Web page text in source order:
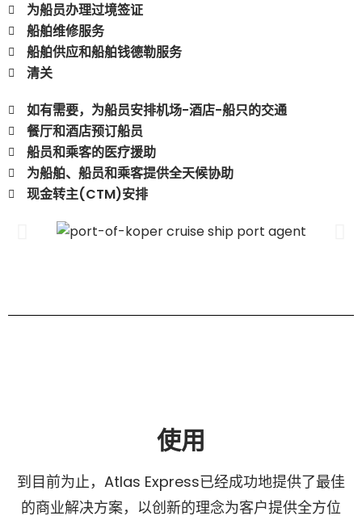
为船员办理过境签证
船舶维修服务
船舶供应和船舶钱德勒服务
清关
如有需要，为船员安排机场-酒店-船只的交通
餐厅和酒店预订船员
船员和乘客的医疗援助
为船舶、船员和乘客提供全天候协助
现金转主(CTM)安排
使用
到目前为止，Atlas Express已经成功地提供了最佳
的商业解决方案，以创新的理念为客户提供全方位